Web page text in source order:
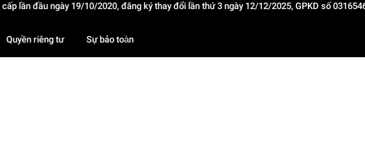
cấp lần đầu ngày 19/10/2020, đăng ký thay đổi lần thứ 3 ngày 12/12/2025, GPKD số
Quyền riêng tư Sự bảo toàn